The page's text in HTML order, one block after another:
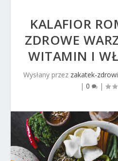
KALAFIOR
ZDROWE
WITAMIN I
Wysłany przez zakatek-
| 0 |